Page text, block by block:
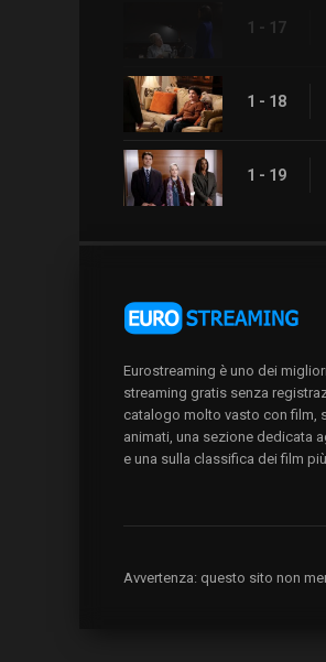
1 - 17
1 - 18
1 - 19
Eurostreaming è uno dei
streaming gratis senza
catalogo molto vasto con film,
animati, una sezione dedicata
e una sulla classifica dei film
Avvertenza: questo sito non